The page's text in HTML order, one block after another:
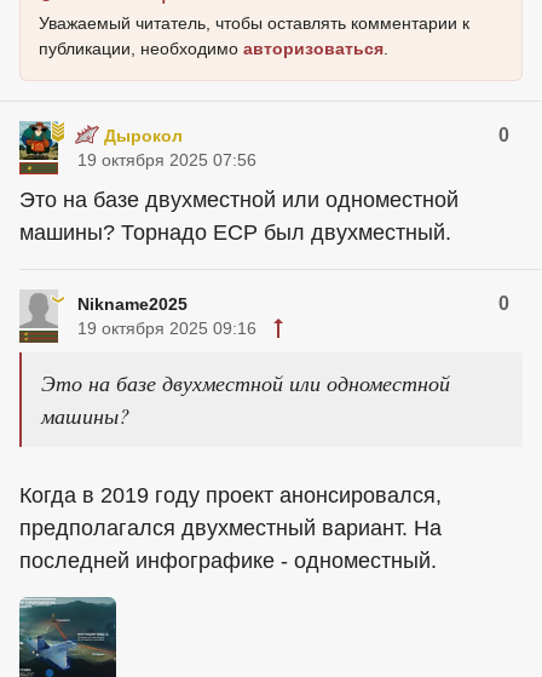
Уважаемый читатель, чтобы оставлять комментарии к
публикации, необходимо авторизоваться
Дырокол 0
19 октября 2025 07:56
Это на базе двухместной или одноместной
машины? Торнадо ЕСР был двухместный.
Nikname2025 0
19 октября 2025 09:16
Это на базе двухместной или одноместной
машины?
Когда в 2019 году проект анонсировался,
предполагался двухместный вариант. На
последней инфографике - одноместный.